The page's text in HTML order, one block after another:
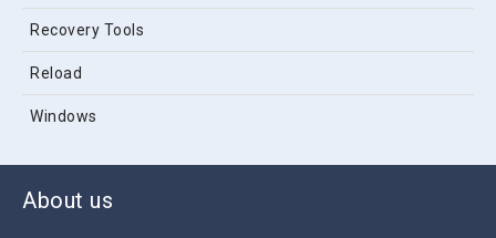
Recovery Tools
Reload
Windows
About us